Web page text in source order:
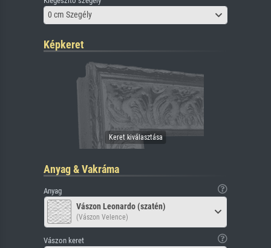
0 cm Szegély
Képkeret
Anyag & Vakráma
Anyag
Vászon Leonardo (szatén)
(Vászon Velence)
Vászon keret